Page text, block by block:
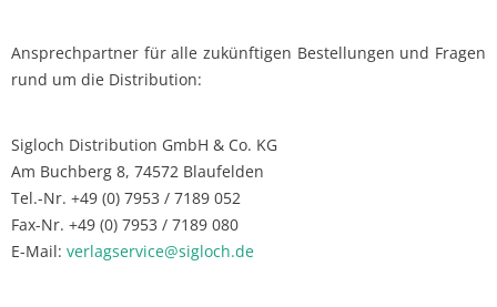
Ansprechpartner für alle zukünftigen Bestellungen und Fragen
rund um die Distribution:
Sigloch Distribution GmbH & Co. KG
Am Buchberg 8, 74572 Blaufelden
Tel.-Nr. +49 (0) 7953 / 7189 052
Fax-Nr. +49 (0) 7953 / 7189 080
E-Mail: verlagservice@sigloch.de